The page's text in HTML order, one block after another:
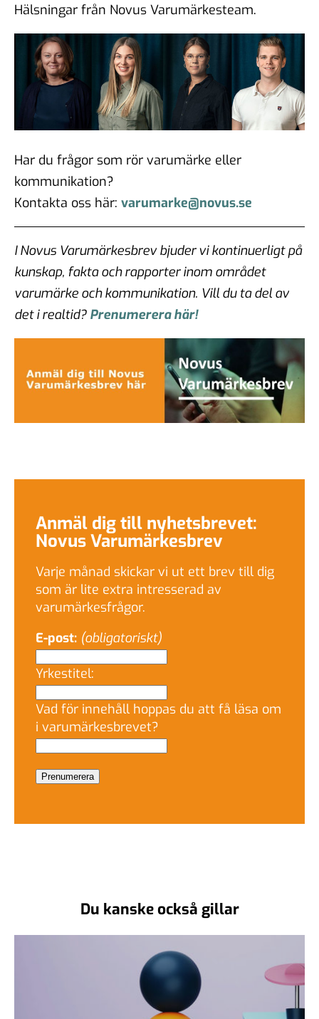
Hälsningar från Novus Varumärkesteam.
Har du frågor som rör varumärke eller
kommunikation?
Kontakta oss här: varumarke@novus.se
INovus Varumärkesbrev bjuder vi kontinuerligt på
kunskap, fakta och rapporter inom området
varumärke och kommunikation. Vill du ta del av
det i realtid? Prenumerera här!
Anmäl dig till nyhetsbrevet:
Novus Varumärkesbrev
Varje månad skickar vi ut ett brev till dig
som är lite extra intresserad av
varumärkesfrågor.
E-post: (obligatoriskt)
Yrkestitel:
Vad för innehåll hoppas du att få läsa om
i varumärkesbrevet?
Du kanske också gillar